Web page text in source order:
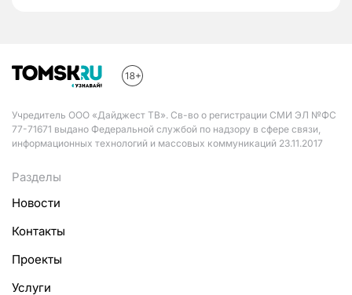
Учредитель ООО «Дайджест ТВ». Св-во о регистрации СМИ ЭЛ №ФС
77-71671 выдано Федеральной службой по надзору в сфере связи,
информационных технологий и массовых коммуникаций 23.11.2017
Разделы
Новости
Контакты
Проекты
Услуги